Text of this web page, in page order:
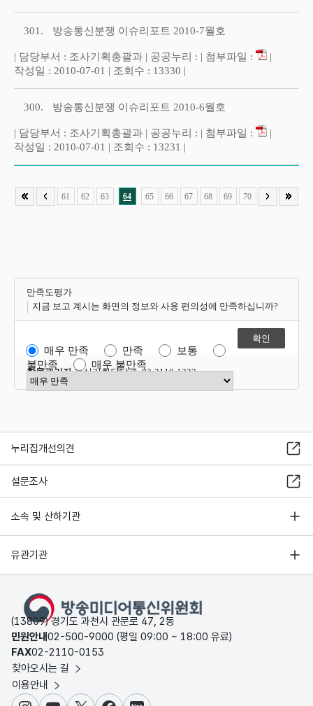
301. 방송통신분쟁 이슈리포트 2010-7월호
| 담당부서 : 조사기획총괄과 | 공공누리 : | 첨부파일 :
|
작성일 : 2010-07-01 | 조회수 : 13330 |
300. 방송통신분쟁 이슈리포트 2010-6월호
| 담당부서 : 조사기획총괄과 | 공공누리 : | 첨부파일 :
|
작성일 : 2010-07-01 | 조회수 : 13231 |
61 62 63 64 65 66 67 68 69 70
만족도평가
지금 보고 계시는 화면의 정보와 사용 편의성에 만족하십니까?
매우 만족 만족
보통
불만족
매우 불만족
만족도 점수 선택
항목관리자혁신기획담당관 02-2110-1323
누리집개선의견
설문조사
소속 및 산하기관
유관기관
(13809) 경기도 과천시 관문로 47, 2동
민원안내02-500-9000 (평일 09:00 ~ 18:00 유료)
FAX02-2110-0153
찾아오시는 길
이용안내